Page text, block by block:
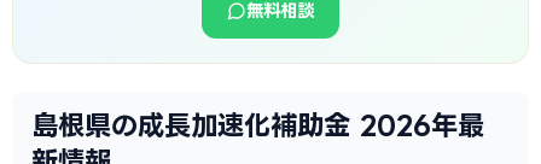
無料相談
島根県の成長加速化補助金 2026年最